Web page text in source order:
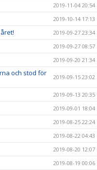
2019-11-04 20:54
2019-10-14 17:13
2019-09-27 23:34
2019-09-27 08:57
2019-09-20 21:34
och stod för
2019-09-15 23:02
2019-09-13 20:35
2019-09-01 18:04
2019-08-25 22:24
2019-08-22 04:43
2019-08-20 12:07
2019-08-19 00:06